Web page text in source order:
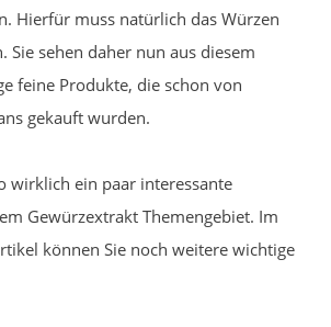
Hierfür muss natürlich das Würzen
Sie sehen daher nun aus diesem
feine Produkte, die schon von
gekauft wurden.
wirklich ein paar interessante
Gewürzextrakt Themengebiet. Im
können Sie noch weitere wichtige